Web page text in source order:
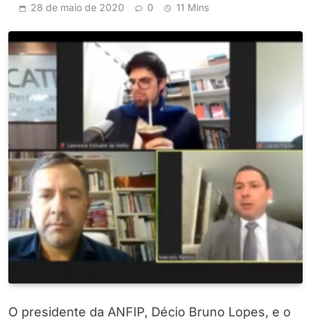
28 de maio de 2020 0 11 Mins
O presidente da ANFIP, Décio Bruno Lopes, e o